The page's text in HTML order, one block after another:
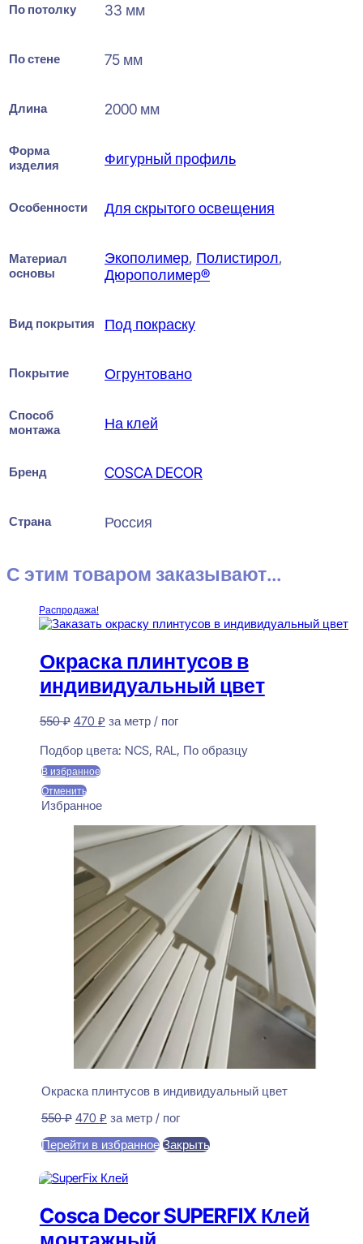
По потолку 33 мм
По стене 75 мм
Длина 2000 мм
Форма
изделия
Фигурный профиль
Особенности Для скрытого освещения
Материал
основы
Экополимер, Полистирол,
Дюрополимер®
Вид покрытия Под покраску
Покрытие Огрунтовано
Способ
монтажа
На клей
Бренд COSCA DECOR
Страна Россия
С этим товаром заказывают...
Распродажа!
Окраска плинтусов в
индивидуальный цвет
550₽ Первоначальная
составляла
550 ₽.
470 ₽Текущая
470 ₽.
за метр / пог
Подбор цвета: NCS, RAL, По образцу
В избранное
Отменить
Избранное
Окраска плинтусов в индивидуальный цвет
550₽ Первоначальная
составляла
470 ₽Текущая
470 ₽.
за метр / пог
Перейти в избранное Закрыть
Cosca Decor SUPERFIX Клей